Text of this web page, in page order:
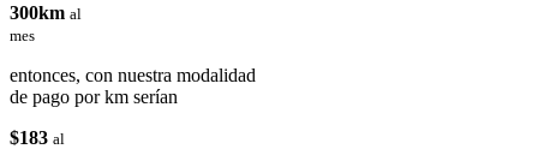
300km al
mes
entonces, con nuestra modalidad
de pago por km serían
$183 al